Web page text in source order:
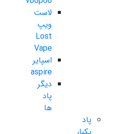
لاست
ویپ
Lost
Vape
اسپایر
aspire
دیگر
پاد
ها
پاد